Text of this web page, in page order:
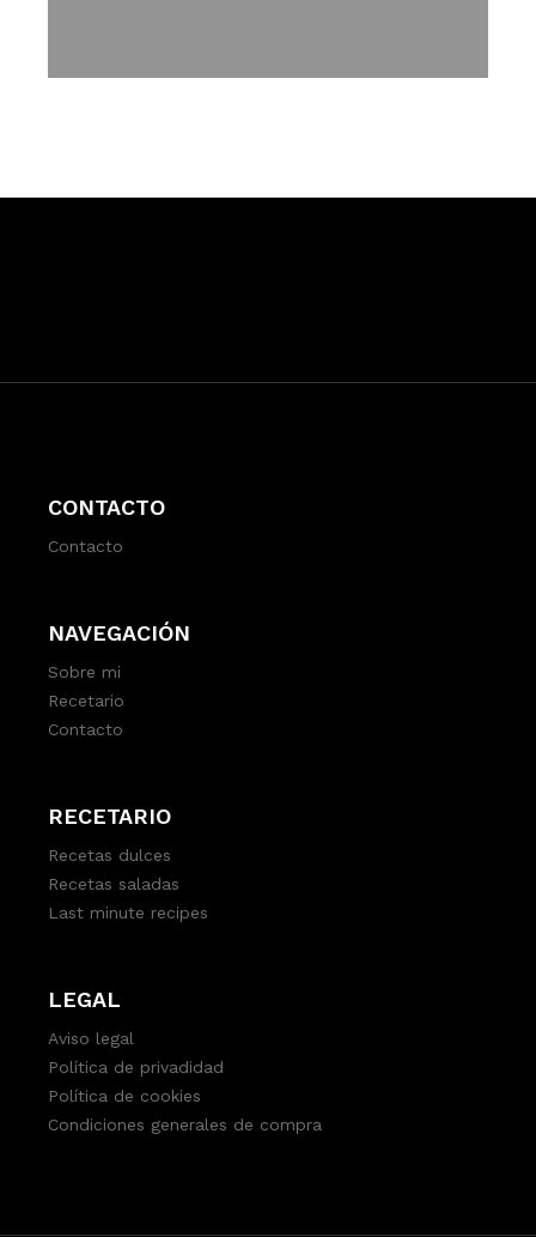
CONTACTO
Contacto
NAVEGACIÓN
Sobre mi
Recetario
Contacto
RECETARIO
Recetas dulces
Recetas saladas
Last minute recipes
LEGAL
Aviso legal
Política de privadidad
Política de cookies
Condiciones generales de compra